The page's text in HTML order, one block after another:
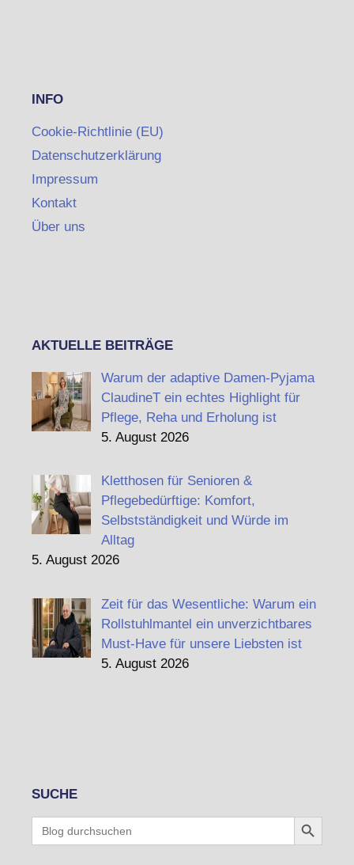
INFO
Cookie-Richtlinie (EU)
Datenschutzerklärung
Impressum
Kontakt
Über uns
AKTUELLE BEITRÄGE
Warum der adaptive Damen-Pyjama
ClaudineT ein echtes Highlight für
Pflege, Reha und Erholung ist
5. August 2026
Kletthosen für Senioren &
Pflegebedürftige: Komfort,
Selbstständigkeit und Würde im
Alltag
5. August 2026
Zeit für das Wesentliche: Warum ein
Rollstuhlmantel ein unverzichtbares
Must-Have für unsere Liebsten ist
5. August 2026
SUCHE
for:
Search Button